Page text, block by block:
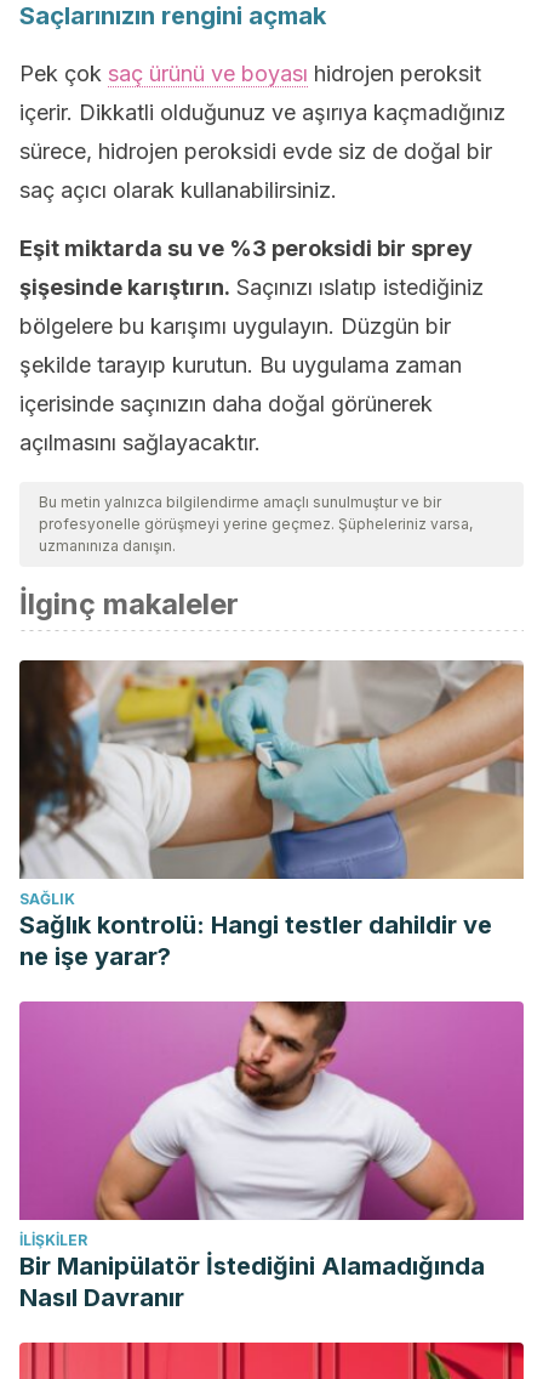
Saçlarınızın rengini açmak
Pek çok saç ürünü ve boyası hidrojen peroksit
içerir. Dikkatli olduğunuz ve aşırıya kaçmadığınız
sürece, hidrojen peroksidi evde siz de doğal bir
saç açıcı olarak kullanabilirsiniz.
Eşit miktarda su ve %3 peroksidi bir sprey
şişesinde karıştırın. Saçınızı ıslatıp istediğiniz
bölgelere bu karışımı uygulayın. Düzgün bir
şekilde tarayıp kurutun. Bu uygulama zaman
içerisinde saçınızın daha doğal görünerek
açılmasını sağlayacaktır.
Bu metin yalnızca bilgilendirme amaçlı sunulmuştur ve bir
profesyonelle görüşmeyi yerine geçmez. Şüpheleriniz varsa,
uzmanınıza danışın.
İlginç makaleler
SAĞLIK
Sağlık kontrolü: Hangi testler dahildir ve
ne işe yarar?
İLIŞKILER
Bir Manipülatör İstediğini Alamadığında
Nasıl Davranır